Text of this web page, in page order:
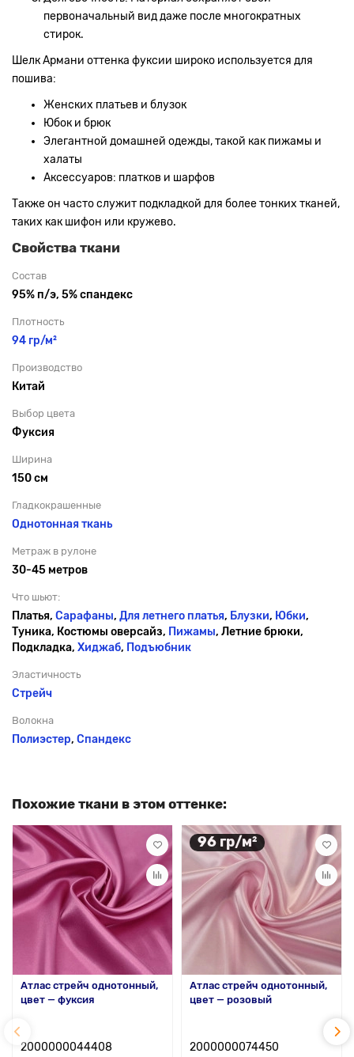
первоначальный вид даже после многократных
стирок.
Шелк Армани оттенка фуксии широко используется для
пошива:
Женских платьев и блузок
Юбок и брюк
Элегантной домашней одежды, такой как пижамы и
халаты
Аксессуаров: платков и шарфов
Также он часто служит подкладкой для более тонких тканей,
таких как шифон или кружево.
Свойства ткани
Состав
95% п/э, 5% спандекс
Плотность
94 гр/м²
Производство
Китай
Выбор цвета
Фуксия
Ширина
150 см
Гладкокрашенные
Однотонная ткань
Метраж в рулоне
30-45 метров
Что шьют:
Платья, Сарафаны, Для летнего платья, Блузки, Юбки,
Туника, Костюмы оверсайз, Пижамы, Летние брюки,
Подкладка, Хиджаб, Подъюбник
Эластичность
Стрейч
Волокна
Полиэстер, Спандекс
Похожие ткани в этом оттенке:
Атлас стрейч однотонный,
цвет — фуксия
2000000044408
96 гр/м²
Атлас стрейч однотонный,
цвет — розовый
2000000074450